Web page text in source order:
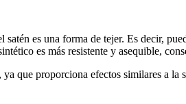
es una forma de tejer. Es decir,
es más resistente y asequible,
que proporciona efectos similares a